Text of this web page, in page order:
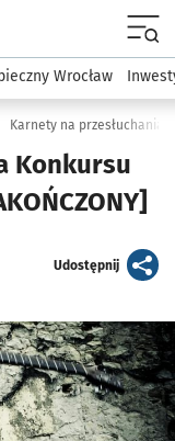
Dla mieszkańca
Wrocław
Karnety na przesłuchania
Konkursu
Udostępnijartykuł